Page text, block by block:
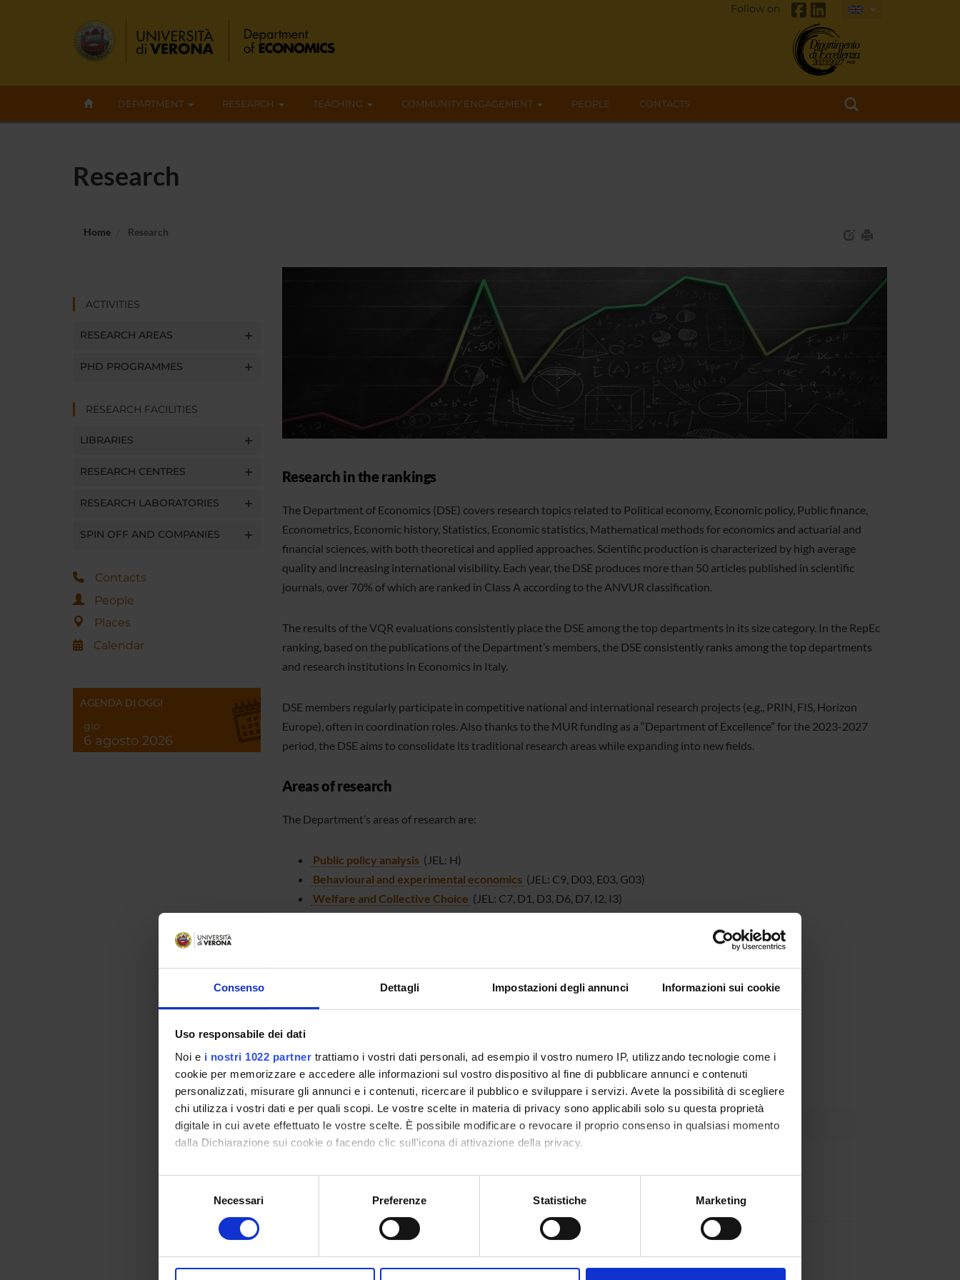
Consenso Dettagli Impostazioni degli annunci Informazioni sui cookie
Uso responsabile dei dati
Noi e i nostri 1022 partner trattiamo i vostri dati personali, ad esempio il vostro numero IP, utilizzando tecnologie come i
cookie per memorizzare e accedere alle informazioni sul vostro dispositivo al fine di pubblicare annunci e contenuti
personalizzati, misurare gli annunci e i contenuti, ricercare il pubblico e sviluppare i servizi. Avete la possibilità di scegliere
chi utilizza i vostri dati e per quali scopi. Le vostre scelte in materia di privacy sono applicabili solo su questa proprietà
digitale in cui avete effettuato le vostre scelte. È possibile modificare o revocare il proprio consenso in qualsiasi momento
dalla Dichiarazione sui cookie o facendo clic sull'icona di attivazione della privacy.
Con il tuo consenso, vorremmo anche:
raccogliere informazioni sulla tua posizione geografica, con un'approssimazione di qualche metro,
digitali).
modificare o ritirare il tuo consenso in qualsiasi momento dalla Dichiarazione sui cookie.
Necessari Preferenze Statistiche Marketing
Follow on
DEPARTMENT RESEARCH TEACHING COMMUNITY ENGAGEMENT PEOPLE CONTACTS
Research
Home Research
ACTIVITIES
RESEARCH AREAS
PHD PROGRAMMES
RESEARCH FACILITIES
LIBRARIES
RESEARCH CENTRES
RESEARCH LABORATORIES
SPIN OFF AND COMPANIES
Contacts
People
Places
Calendar
AGENDA DI OGGI
gio
6 agosto 2026
Research in the rankings
The Department of Economics (DSE) covers research topics related to Political economy, Economic policy, Public finance,
Econometrics, Economic history, Statistics, Economic statistics, Mathematical methods for economics and actuarial and
financial sciences, with both theoretical and applied approaches. Scientific production is characterized by high average
quality and increasing international visibility. Each year, the DSE produces more than 50 articles published in scientific
journals, over 70% of which are ranked in Class A according to the ANVUR classification.
The results of the VQR evaluations consistently place the DSE among the top departments in its size category. In the RepEc
ranking, based on the publications of the Department’s members, the DSE consistently ranks among the top departments
and research institutions in Economics in Italy.
DSE members regularly participate in competitive national and international research projects (e.g., PRIN, FIS, Horizon
Europe), often in coordination roles. Also thanks to the MUR funding as a “Department of Excellence” for the 2023-2027
period, the DSE aims to consolidate its traditional research areas while expanding into new fields.
Areas of research
The Department’s areas of research are:
Public policy analysis (JEL: H)
Behavioural and experimental economics (JEL: C9, D03, E03, G03)
Welfare and Collective Choice (JEL: C7, D1, D3, D6, D7, I2, I3)
Enviromental Economics, Energy Economics, Sustainability and Development(JEL: Q, R)
Macroeconomics, international economics and development(JEL: E1, E2, E3, F3, F4, O1)
Quantitative methods for economics(JEL: C1-C6; MSC: 49, 60, 62, 65, 90)
DEPARTMENT BY THE NUMBERS
People with expertise in this area